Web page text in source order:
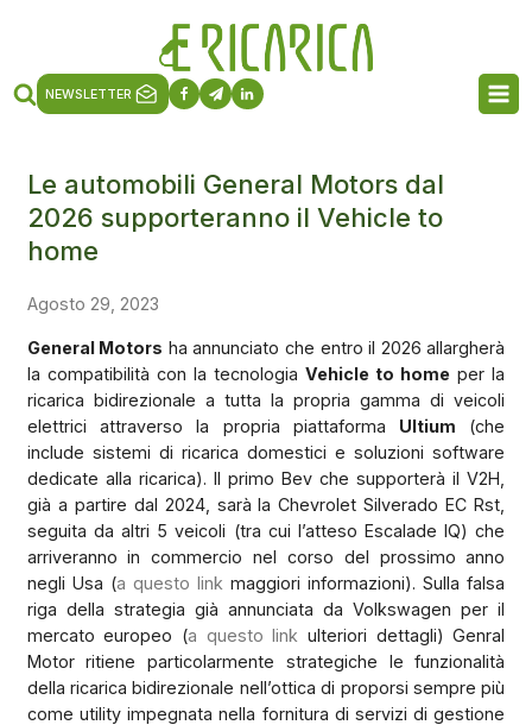
NEWSLETTER
Le automobili General Motors dal
2026 supporteranno il Vehicle to
home
Agosto 29, 2023
General Motors ha annunciato che entro il 2026 allargherà
la compatibilità con la tecnologiaVehicle to home per la
ricarica bidirezionale a tutta la propria gamma di veicoli
elettrici attraverso la propria piattaforma Ultium (che
include sistemi di ricarica domestici e soluzioni software
dedicate alla ricarica). Il primo Bev che supporterà il V2H,
già a partire dal 2024, sarà la Chevrolet Silverado EC Rst,
seguita da altri 5 veicoli (tra cui l’atteso Escalade IQ) che
arriveranno in commercio nel corso del prossimo anno
negli Usa (a questo link maggiori informazioni). Sulla falsa
riga della strategia già annunciata da Volkswagen per il
mercato europeo (a questo link ulteriori dettagli) Genral
Motor ritiene particolarmente strategiche le funzionalità
della ricarica bidirezionale nell’ottica di proporsi sempre più
come utility impegnata nella fornitura di servizi di gestione